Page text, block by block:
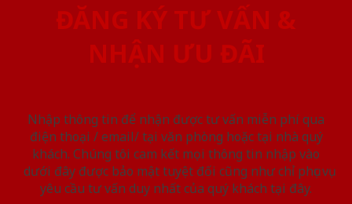
ĐĂNG KÝ TƯ VẤN &
NHẬN ƯU ĐÃI
Nhập thông tin để nhận được tư vấn miễn phí qua
điện thoại / email/ tại văn phòng hoặc tại nhà quý
khách. Chúng tôi cam kết mọi thông tin nhập vào
dưới đây được bảo mật tuyệt đối cũng như chỉ phục vụ
yêu cầu tư vấn duy nhất của quý khách tại đây.